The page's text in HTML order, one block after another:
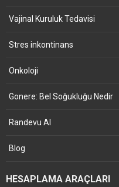
Vajinal Kuruluk Tedavisi
Stres inkontinans
Onkoloji
Gonere: Bel Soğukluğu Nedir
Randevu Al
Blog
HESAPLAMA ARAÇLARI